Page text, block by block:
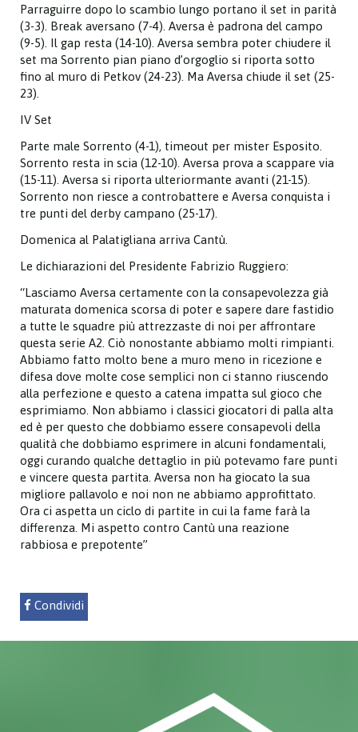
Parraguirre dopo lo scambio lungo portano il set in parità
(3-3). Break aversano (7-4). Aversa è padrona del campo
(9-5). Il gap resta (14-10). Aversa sembra poter chiudere il
set ma Sorrento pian piano d’orgoglio si riporta sotto
fino al muro di Petkov (24-23). Ma Aversa chiude il set (25-
23).
IV Set
Parte male Sorrento (4-1), timeout per mister Esposito.
Sorrento resta in scia (12-10). Aversa prova a scappare via
(15-11). Aversa si riporta ulteriormante avanti (21-15).
Sorrento non riesce a controbattere e Aversa conquista i
tre punti del derby campano (25-17).
Domenica al Palatigliana arriva Cantù.
Le dichiarazioni del Presidente Fabrizio Ruggiero:
“Lasciamo Aversa certamente con la consapevolezza già
maturata domenica scorsa di poter e sapere dare fastidio
a tutte le squadre più attrezzaste di noi per affrontare
questa serie A2. Ciò nonostante abbiamo molti rimpianti.
Abbiamo fatto molto bene a muro meno in ricezione e
difesa dove molte cose semplici non ci stanno riuscendo
alla perfezione e questo a catena impatta sul gioco che
esprimiamo. Non abbiamo i classici giocatori di palla alta
ed è per questo che dobbiamo essere consapevoli della
qualità che dobbiamo esprimere in alcuni fondamentali,
oggi curando qualche dettaglio in più potevamo fare punti
e vincere questa partita. Aversa non ha giocato la sua
migliore pallavolo e noi non ne abbiamo approfittato.
Ora ci aspetta un ciclo di partite in cui la fame farà la
differenza. Mi aspetto contro Cantù una reazione
rabbiosa e prepotente”
Condividi